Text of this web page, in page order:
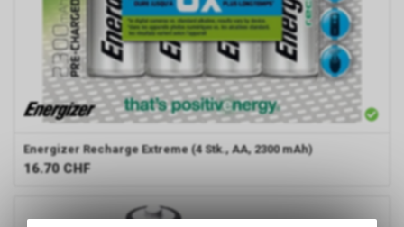
Energizer Recharge Extreme (4 Stk., AA, 2300 mAh)
16.70 CHF